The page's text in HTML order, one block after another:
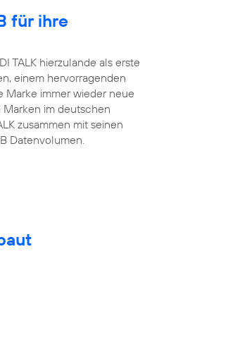
für ihre
TALK hierzulande als erste
einem hervorragenden
Marke immer wieder neue
Marken im deutschen
zusammen mit seinen
Datenvolumen.